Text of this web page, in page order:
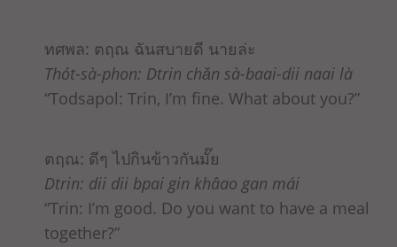
ทศพล: ตฤณ ฉันสบายดี นายล่ะ
Thót-sà-phon: Dtrin chǎn sà-baai-dii naai là
“Todsapol: Trin, I’m fine. What about you?”
ตฤณ: ดีๆ ไปกินข้าวกันมั๊ย
Dtrin: dii dii bpai gin khâao gan mái
“Trin: I’m good. Do you want to have a meal
together?”